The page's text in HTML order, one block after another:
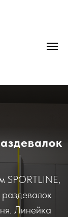
SPORTLINE,
Линейка